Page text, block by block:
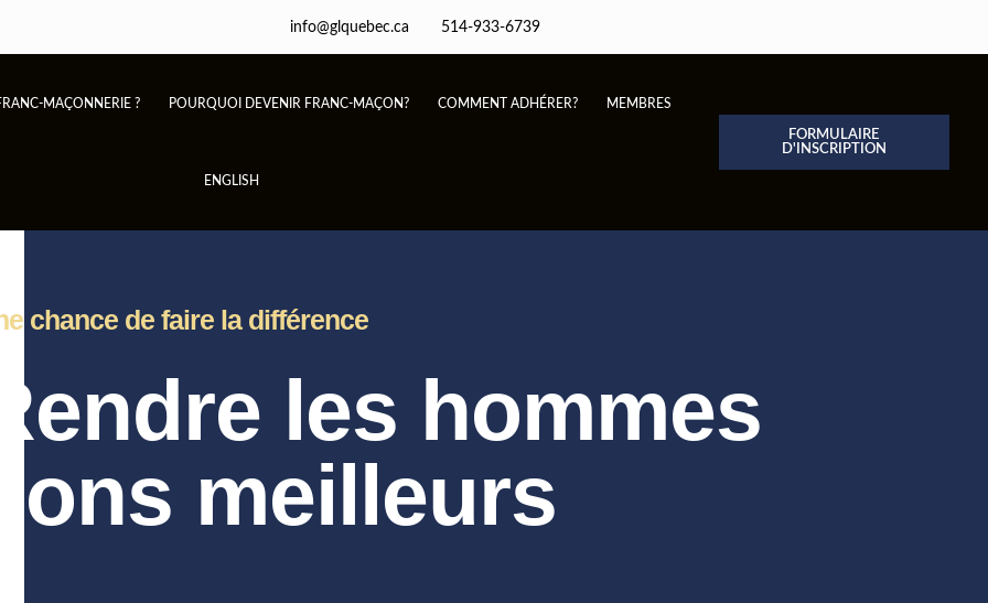
info@glquebec.ca 514-933-6739
MAÇONNERIE ? POURQUOI DEVENIR FRANC-MAÇON? COMMENT ADHÉRER? MEMBRES
ENGLISH
FORMULAIRE
D'INSCRIPTION
chance de faire la différence
les hommes
meilleurs